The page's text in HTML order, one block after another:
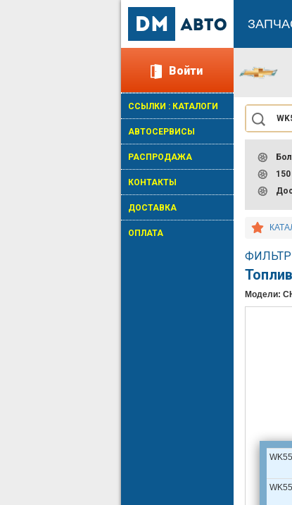
Войти
ССЫЛКИ : КАТАЛОГИ
АВТОСЕРВИСЫ
РАСПРОДАЖА
КОНТАКТЫ
ДОСТАВКА
ОПЛАТА
Модели: